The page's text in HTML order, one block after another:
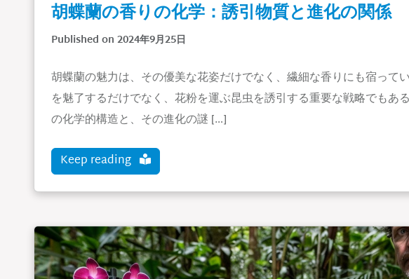
胡蝶蘭の香りの化学：誘引物質と進化の関係
Published on 2024年9月25日
胡蝶蘭の魅力は、その優美な花姿だけでなく、繊細な香りにも宿って
を魅了するだけでなく、花粉を運ぶ昆虫を誘引する重要な戦略でもあ
の化学的構造と、その進化の謎 […]
Keep reading